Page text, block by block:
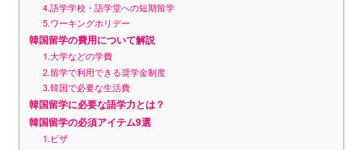
4.語学学校・語学堂への短期留学
5.ワーキングホリデー
韓国留学の費用について解説
1.大学などの学費
2.留学で利用できる奨学金制度
3.韓国で必要な生活費
韓国留学に必要な語学力とは？
韓国留学の必須アイテム9選
1.ビザ